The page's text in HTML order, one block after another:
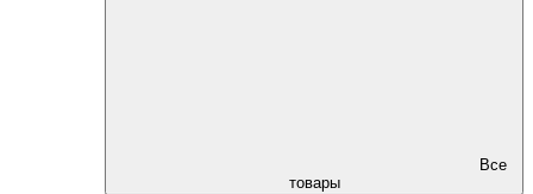
Все
товары